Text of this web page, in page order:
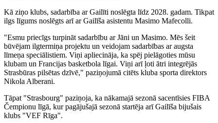
Kā ziņo klubs, sadarbība ar Gailīti noslēgta līdz 2028. gadam. Tikpat
ilgs līgums noslēgts arī ar Gailīša asistentu Masimo Mafecolli.
"Esmu priecīgs turpināt sadarbību ar Jāni un Masimo. Mēs šeit
būvējam ilgtermiņa projektu un veidojam sadarbības ar augsta
līmeņa speciālistiem. Viņi apliecināja, ka spēj pielāgoties mūsu
klubam un Francijas basketbola līgai. Viņi arī ļoti ātri integrējās
Strasbūras pilsētas dzīvē," paziņojumā citēts kluba sporta direktors
Nikola Alberani.
Tāpat "Strasbourg" paziņoja, ka nākamajā sezonā sacentīsies FIBA
Čempionu līgā, kur pagājušajā sezonā startēja arī Gailīša bijušais
klubs "VEF Rīga".